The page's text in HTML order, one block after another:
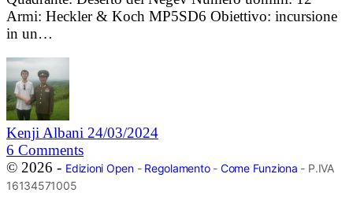
Armi: Heckler & Koch MP5SD6 Obiettivo: incursione
in un…
Kenji Albani 24/03/2024
6 Comments
© 2026 - Edizioni Open- Regolamento- Come Funziona - P.IVA
16134571005